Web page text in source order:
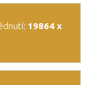
19864 x